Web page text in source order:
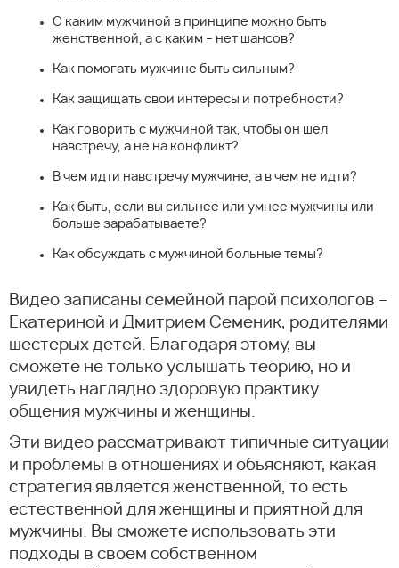
С каким мужчиной в принципе можно быть
женственной, а с каким – нет шансов?
Как помогать мужчине быть сильным?
Как защищать свои интересы и потребности?
Как говорить с мужчиной так, чтобы он шел
навстречу, а не на конфликт?
В чем идти навстречу мужчине, а в чем не идти?
Как быть, если вы сильнее или умнее мужчины или
больше зарабатываете?
Как обсуждать с мужчиной больные темы?
Видео записаны семейной парой психологов –
Екатериной и Дмитрием Семеник, родителями
шестерых детей. Благодаря этому, вы
сможете не только услышать теорию, но и
увидеть наглядно здоровую практику
общения мужчины и женщины.
Эти видео рассматривают типичные ситуации
и проблемы в отношениях и объясняют, какая
стратегия является женственной, то есть
естественной для женщины и приятной для
мужчины. Вы сможете использовать эти
подходы в своем собственном